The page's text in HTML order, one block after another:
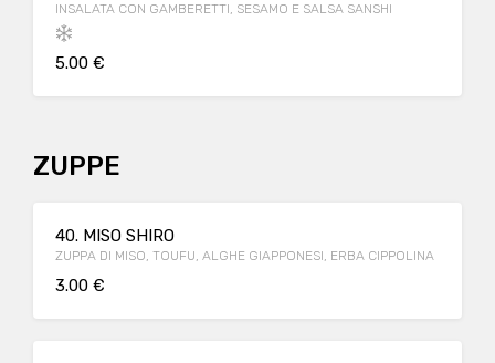
INSALATA CON GAMBERETTI, SESAMO E SALSA SANSHI
5.00 €
ZUPPE
40. MISO SHIRO
ZUPPA DI MISO, TOUFU, ALGHE GIAPPONESI, ERBA CIPPOLINA
3.00 €